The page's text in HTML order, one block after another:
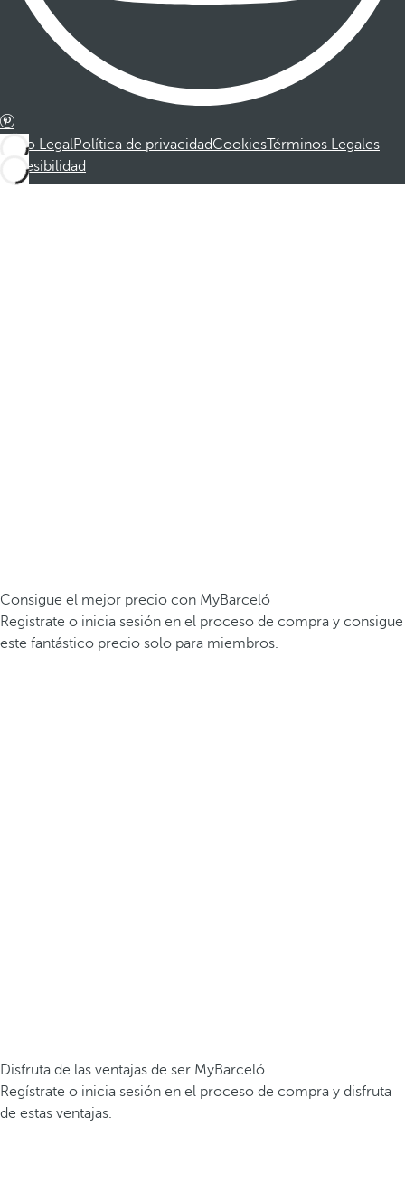
Aviso LegalPolítica de privacidadCookies Términos Legales
Accesibilidad
Consigue el mejor precio con MyBarceló
Registrate o inicia sesión en el proceso de compra y consigue
este fantástico precio solo para miembros.
Disfruta de las ventajas de ser MyBarceló
Regístrate o inicia sesión en el proceso de compra y disfruta
de estas ventajas.